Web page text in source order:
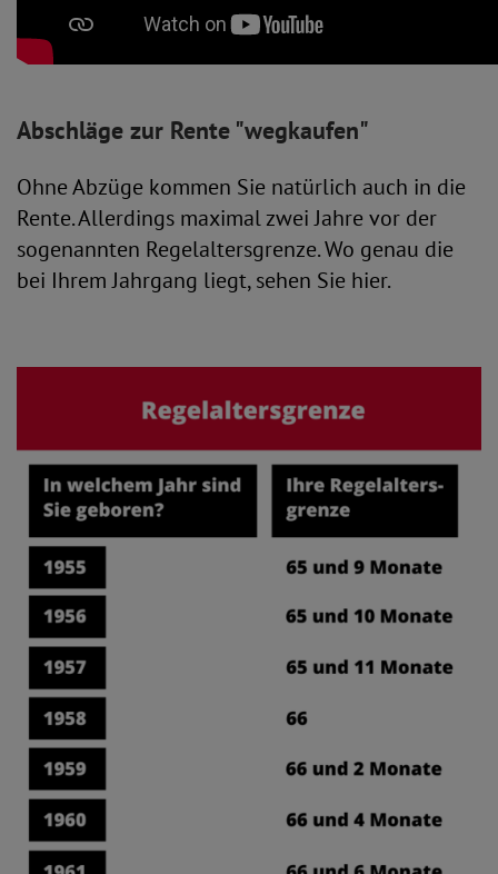
Abschläge zur Rente "wegkaufen"
Ohne Abzüge kommen Sie natürlich auch in die
Rente. Allerdings maximal zwei Jahre vor der
sogenannten Regelaltersgrenze. Wo genau die
bei Ihrem Jahrgang liegt, sehen Sie hier.